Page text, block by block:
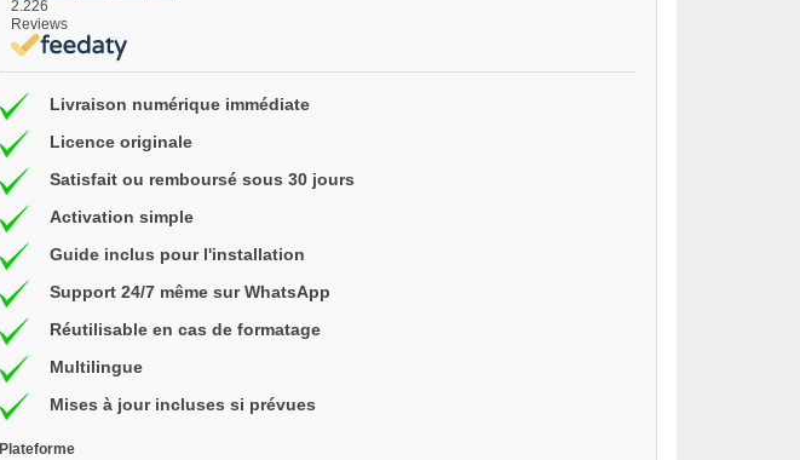
2.226
Reviews
Livraison numérique immédiate
Licence originale
Satisfait ou remboursé sous 30 jours
Activation simple
Guide inclus pour l'installation
Support 24/7 même sur WhatsApp
Réutilisable en cas de formatage
Multilingue
Mises à jour incluses si prévues
Plateforme